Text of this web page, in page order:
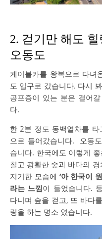
2. 걷기만 해도
오동도
케이블카를 왕복으로 다녀
도 입구로 갔습니다. 다시
공포증이 있는 분은 걸어
다.
한 2분 정도 동백열차를
으로 들어갔습니다. 오동
습니다. 한국에도 이렇게
칠고 광활한 숲과 바다의
지기한 모습에 ‘아 한국이
라는 느낌이 들었습니다.
다니며 숲을 걷고, 또 바다
링을 하는 명소 였습니다.